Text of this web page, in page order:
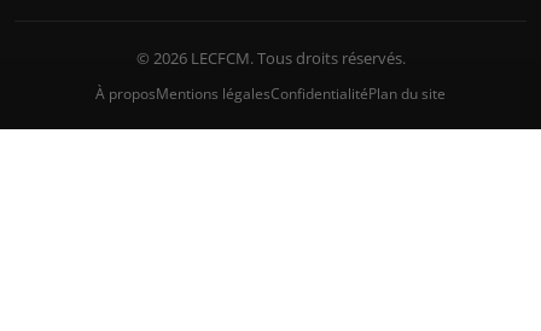
© 2026 LECFCM. Tous droits réservés.
À proposMentions légalesConfidentialitéPlan du site